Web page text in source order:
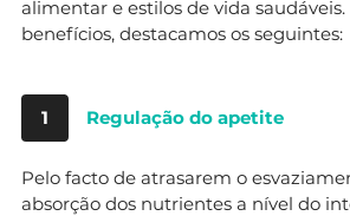
alimentar e estilos de vida saudáveis.
benefícios, destacamos os seguintes:
1 Regulação do apetite
Pelo facto de atrasarem o
absorção dos nutrientes a nível do